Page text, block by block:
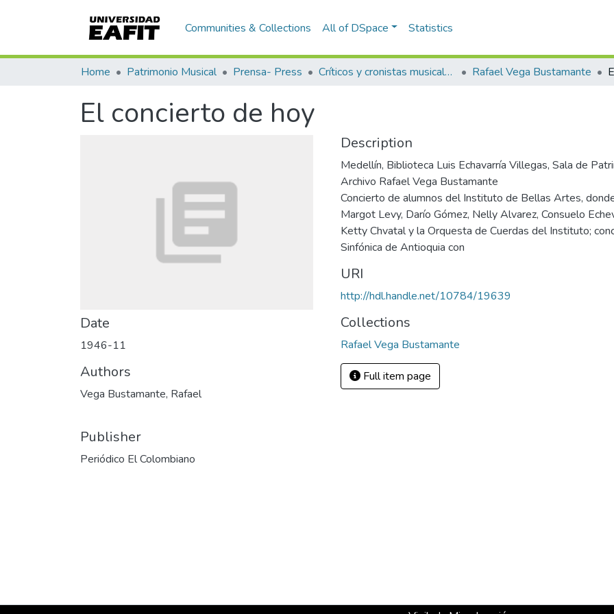
Communities & Collections All of DSpace Statistics
Home Patrimonio Musical Prensa- Press Críticos y cronistas musicales Rafael Vega Bustamante
El concierto de hoy
Date
1946-11
Authors
Vega Bustamante, Rafael
Publisher
Periódico El Colombiano
Description
Medellín, Biblioteca Luis Echavarría Villegas, Sala de
Archivo Rafael Vega Bustamante
Concierto de alumnos del Instituto de Bellas Artes,
Margot Levy, Darío Gómez, Nelly Alvarez, Consuelo
Ketty Chvatal y la Orquesta de Cuerdas del Instituto;
Sinfónica de Antioquia con
URI
http://hdl.handle.net/10784/19639
Collections
Rafael Vega Bustamante
Full item page